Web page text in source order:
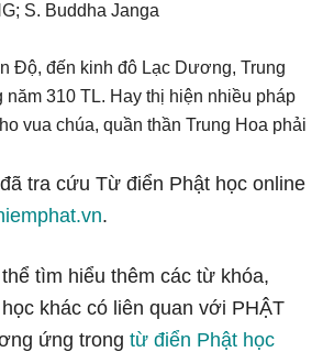
S. Buddha Janga
Độ, đến kinh đô Lạc Dương, Trung
năm 310 TL. Hay thị hiện nhiều pháp
vua chúa, quần thần Trung Hoa phải
tra cứu Từ điển Phật học online
.
tìm hiểu thêm các từ khóa,
khác có liên quan với PHẬT
ứng trongtừ điển Phật học